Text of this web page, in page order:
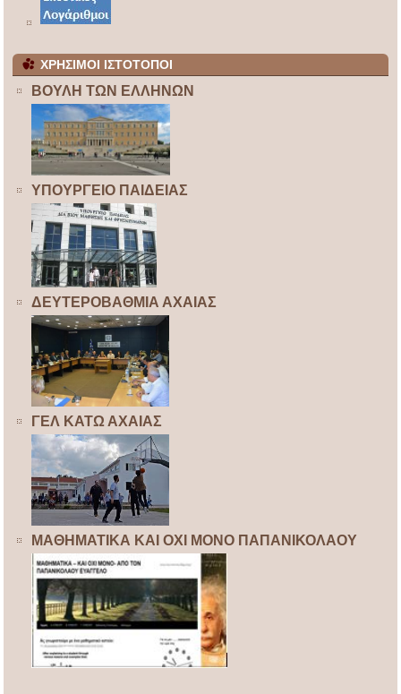
ΧΡΗΣΙΜΟΙ ΙΣΤΟΤΟΠΟΙ
ΒΟΥΛΗ ΤΩΝ ΕΛΛΗΝΩΝ
ΥΠΟΥΡΓΕΙΟ ΠΑΙΔΕΙΑΣ
ΔΕΥΤΕΡΟΒΑΘΜΙΑ ΑΧΑΙΑΣ
ΓΕΛ ΚΑΤΩ ΑΧΑΙΑΣ
ΜΑΘΗΜΑΤΙΚΑ ΚΑΙ ΟΧΙ ΜΟΝΟ ΠΑΠΑΝΙΚΟΛΑΟΥ